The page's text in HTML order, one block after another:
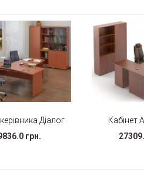
Діалог
грн.
Кабінет